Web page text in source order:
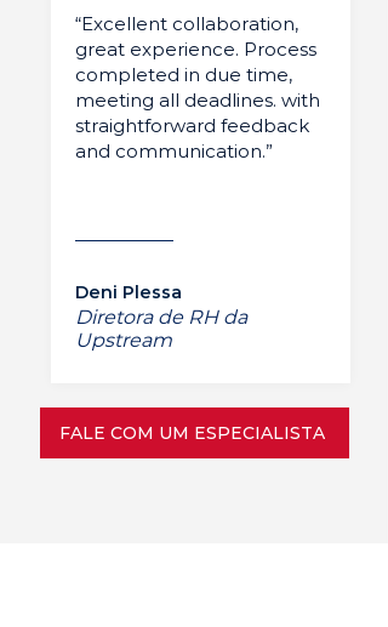
“Excellent collaboration,
great experience. Process
completed in due time,
meeting all deadlines. with
straightforward feedback
and communication.”
Deni Plessa
Diretora de RH da
Upstream
FALE COM UM ESPECIALISTA